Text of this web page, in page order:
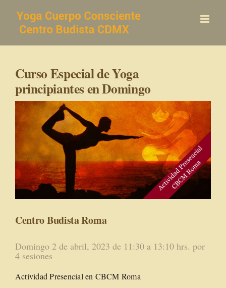
contenido
Curso Especial de Yoga
principiantes en Domingo
Centro Budista Roma
Domingo 2 de abril, 2023 de 11:30 a 13:10 hrs. por
4 sesiones
Actividad Presencial en CBCM Roma